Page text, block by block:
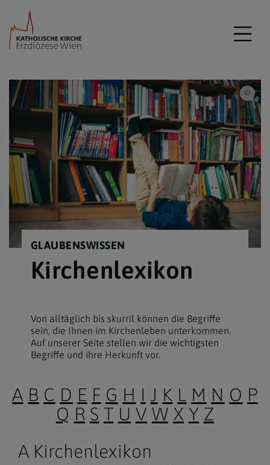
GLAUBENSWISSEN
Kirchenlexikon
Von alltäglich bis skurril können die Begriffe
sein, die Ihnen im Kirchenleben unterkommen.
Auf unserer Seite stellen wir die wichtigsten
Begriffe und ihre Herkunft vor.
A B C D E F G H I J K L M N O P
Q R S T U V W X Y Z
A Kirchenlexikon